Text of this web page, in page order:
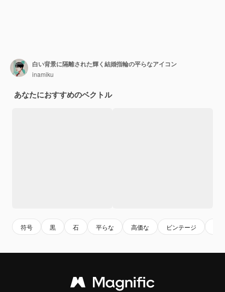
白い背景に隔離された輝く結婚指輪の平らなアイコン
inamiku
あなたにおすすめのベクトル
符号 黒 石 平らな 高価な ビンテージ